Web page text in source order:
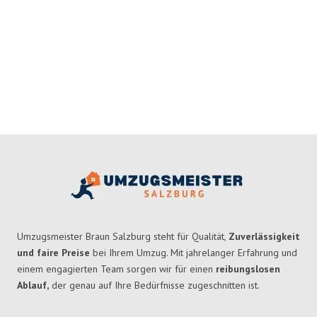
Umzugsmeister Braun Salzburg steht für Qualität, Zuverlässigkeit
und faire Preise bei Ihrem Umzug. Mit jahrelanger Erfahrung und
einem engagierten Team sorgen wir für einen reibungslosen
Ablauf, der genau auf Ihre Bedürfnisse zugeschnitten ist.